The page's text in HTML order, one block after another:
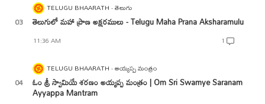
TELUGU BHAARATH తెలుగు
తెలుగులో మహా ప్రాణ అక్షరములు - Telugu Maha Prana Aksharamulu
11:36 AM 1
TELUGU BHAARATH అయ్యప్ప మంత్రం
ఓం శ్రీ స్వామియే శరణం అయ్యప్ప మంత్రం | Om Sri Swamye Saranam
Ayyappa Mantram